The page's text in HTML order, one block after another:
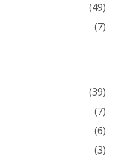
(49)
(7)
(39)
(7)
(6)
(3)